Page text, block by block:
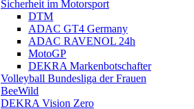
Sicherheit im Motorsport
DTM
ADAC GT4 Germany
ADAC RAVENOL 24h
MotoGP
DEKRA Markenbotschafter
Volleyball Bundesliga der Frauen
BeeWild
DEKRA Vision Zero